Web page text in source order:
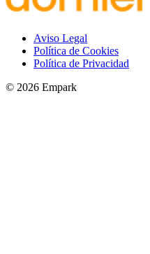
Aviso Legal
Política de Cookies
Política de Privacidad
© 2026 Empark